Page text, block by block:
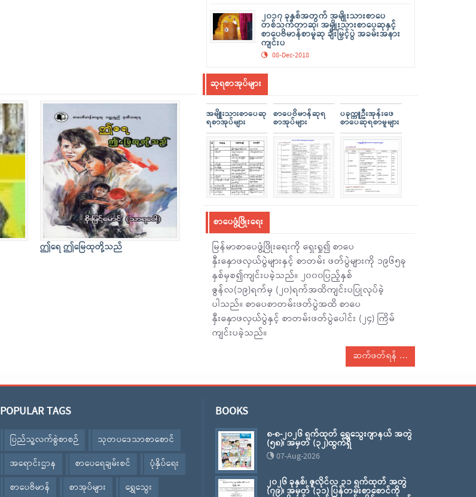
ဤရေ ဤမြေထုတို့သည်
၂၀၁၇ ခုနှစ်အတွက် အမျိုးသားစာပေ
တစ်သက်တာဆု၊ အမျိုးသားစာပေဆုနှင့်
စာပေဗိမာန်စာမူဆု ချီးမြှင့်ပွဲ အခမ်းအနား
ကျင်းပ
08-Dec-2018
ဆုရစာအုပ်များ
အမျိူးသားစာပေဆု
ရစာအုပ်များ
စာပေဗိမာန်ဆုရ
စာအုပ်များ
ပခုက္ကူဦးအုန်းဖေ
စာပေဆုရစာမူများ
စာပေဖွံ့ဖြိုးရေး
မြန်မာစာပေဖွံ့ဖြိုးရေးကို ရှေးရှု၍ စာပေ
နှီးနှောဖလှယ်ပွဲများနှင့် စာတမ်း ဖတ်ပွဲများကို ၁၉၆၅ခု
နှစ်မှစ၍ကျင်းပခဲ့သည်။ ၂၀၀၀ပြည့်နှစ်
ဇွန်လ(၁၉)ရက်မှ (၂၀)ရက်အထိကျင်းပပြုလုပ်ခဲ့
ပါသည်။ စာပေစာတမ်းဖတ်ပွဲအထိ စာပေ
နှီးနှောဖလှယ်ပွဲနှင့် စာတမ်းဖတ်ပွဲပေါင်း (၂၄) ကြိမ်
ကျင်းပခဲ့သည်။
ဆက်ဖတ်ရန်
POPULAR TAGS
ပြည်သူ့လက်စွဲစာစဉ်
သုတပဒေသာစာစောင်
အရောင်းဌာန
စာပေရေချမ်းစင်
ပုံနှိပ်ရေး
စာပေဗိမာန်
စာအုပ်များ ရွှေသွေး
BOOKS
၈-၈-၂၀၂၆ ရက်ထုတ် ရွှေသွေးဂျာနယ် အတွဲ
(၅၈)၊ အမှတ် (၃၂)ထွက်ရှိ
07-Aug-2026
၂၀၂၆ ခုနှစ်၊ ဇူလိုင်လ ၃၁ ရက်ထုတ် အတွဲ
(၇၉)၊ အမှတ် (၃၁) ပြန်တမ်းစာစောင်ကို